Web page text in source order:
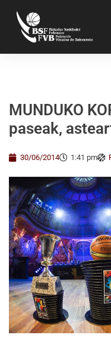
MUNDUKO
paseak,
30/06/2014 1:41 pm